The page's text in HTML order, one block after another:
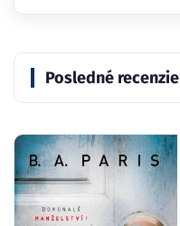
Posledné recenzie